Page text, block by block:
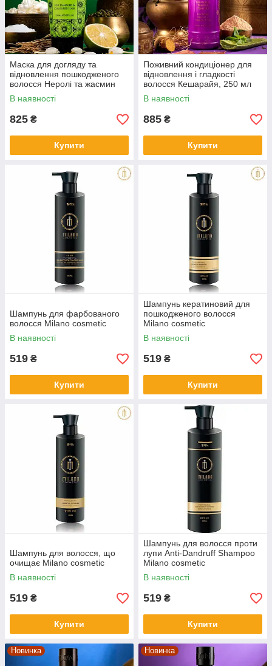
Маска для догляду та
відновлення пошкодженого
волосся Неролі та жасмин
150 мл, SPA Ceylon
В наявності
825 ₴
Купити
Поживний кондиціонер для
відновлення і гладкості
волосся Кешарайя, 250 мл
SPA Ceylon
В наявності
885 ₴
Купити
Шампунь для фарбованого
волосся Milano cosmetic
В наявності
519 ₴
Купити
Шампунь кератиновий для
пошкодженого волосся
Milano cosmetic
В наявності
519 ₴
Купити
Шампунь для волосся, що
очищає Milano cosmetic
В наявності
519 ₴
Купити
Шампунь для волосся проти
лупи Anti-Dandruff Shampoo
Milano cosmetic
В наявності
519 ₴
Купити
Новинка Новинка